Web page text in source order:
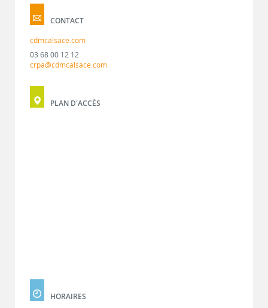
CONTACT
cdmcalsace.com
03 68 00 12 12
crpa@cdmcalsace.com
PLAN D'ACCÈS
HORAIRES